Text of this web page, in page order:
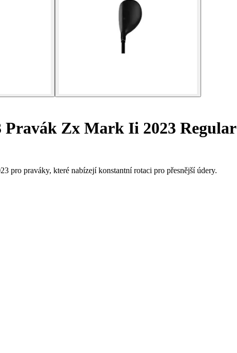
Zx Mark Ii 2023 Regular
pro praváky, které nabízejí konstantní rotaci pro přesnější údery.